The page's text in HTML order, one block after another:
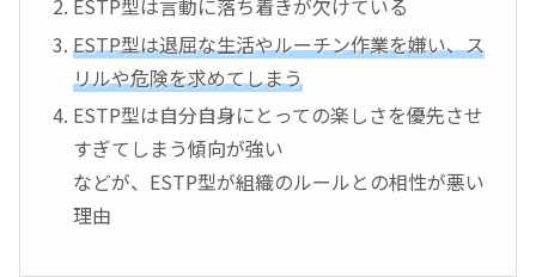
ESTP型は言動に落ち着きが欠けている
ESTP型は退屈な生活やルーチン作業を嫌い、ス
リルや危険を求めてしまう
ESTP型は自分自身にとっての楽しさを優先させ
すぎてしまう傾向が強い
などが、ESTP型が組織のルールとの相性が悪い
理由